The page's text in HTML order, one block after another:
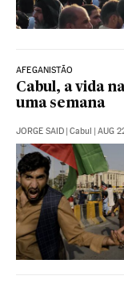
AFEGANISTÃO
Cabul, a vida
uma semana
JORGE SAID | Cabul | AUG